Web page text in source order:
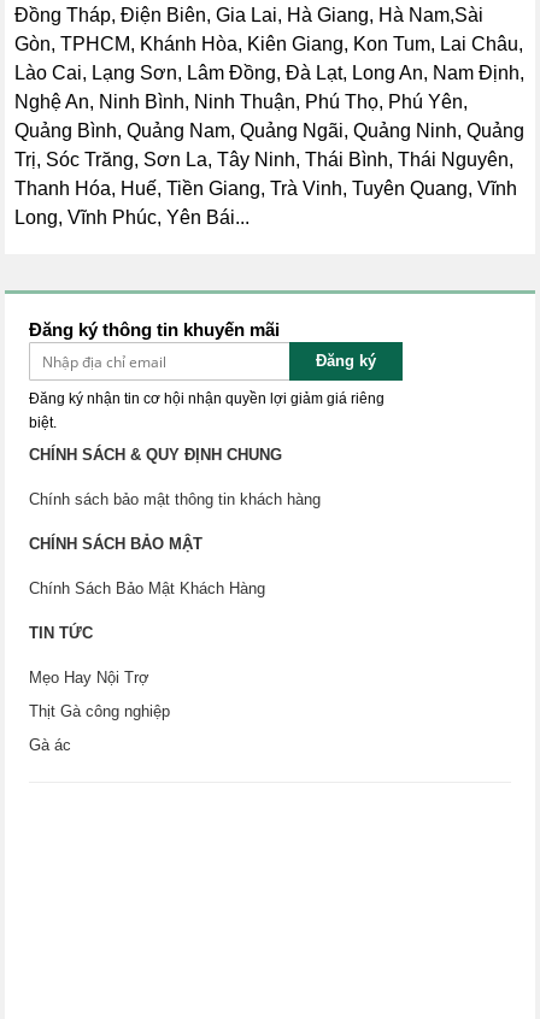
Đồng Tháp, Điện Biên, Gia Lai, Hà Giang, Hà Nam,Sài
Gòn, TPHCM, Khánh Hòa, Kiên Giang, Kon Tum, Lai Châu,
Lào Cai, Lạng Sơn, Lâm Đồng, Đà Lạt, Long An, Nam Định,
Nghệ An, Ninh Bình, Ninh Thuận, Phú Thọ, Phú Yên,
Quảng Bình, Quảng Nam, Quảng Ngãi, Quảng Ninh, Quảng
Trị, Sóc Trăng, Sơn La, Tây Ninh, Thái Bình, Thái Nguyên,
Thanh Hóa, Huế, Tiền Giang, Trà Vinh, Tuyên Quang, Vĩnh
Long, Vĩnh Phúc, Yên Bái...
Đăng ký thông tin khuyến mãi
Đăng ký
Đăng ký nhận tin cơ hội nhận quyền lợi giảm giá riêng
biệt.
CHÍNH SÁCH & QUY ĐỊNH CHUNG
Chính sách bảo mật thông tin khách hàng
CHÍNH SÁCH BẢO MẬT
Chính Sách Bảo Mật Khách Hàng
TIN TỨC
Mẹo Hay Nội Trợ
Thịt Gà công nghiệp
Gà ác